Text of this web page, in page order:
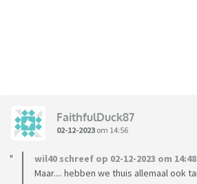
FaithfulDuck87
02-12-2023 om 14:56
wil40 schreef op 02-12-2023 om
Maar.... hebben we thuis allemaal ook